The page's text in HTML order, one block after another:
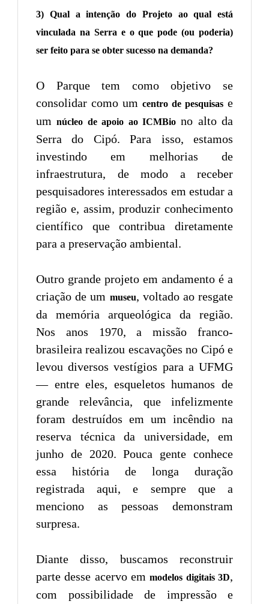
3) Qual a intenção do Projeto ao qual está
vinculada na Serra e o que pode (ou poderia)
ser feito para se obter sucesso na demanda?
O Parque tem como objetivo se
consolidar como um centro de pesquisas e
umnúcleo de apoio ao ICMBiono alto da
Serra do Cipó. Para isso, estamos
investindo em melhorias de
infraestrutura, de modo a receber
pesquisadores interessados em estudar a
região e, assim, produzir conhecimento
científico que contribua diretamente
para a preservação ambiental.
Outro grande projeto em andamento é a
criação de um museu, voltado ao resgate
da memória arqueológica da região.
Nos anos 1970, a missão franco-
brasileira realizou escavações no Cipó e
levou diversos vestígios para a UFMG
— entre eles, esqueletos humanos de
grande relevância, que infelizmente
foram destruídos em um incêndio na
reserva técnica da universidade, em
junho de 2020. Pouca gente conhece
essa história de longa duração
registrada aqui, e sempre que a
menciono as pessoas demonstram
surpresa.
Diante disso, buscamos reconstruir
parte desse acervo emmodelos digitais 3D,
com possibilidade de impressão e